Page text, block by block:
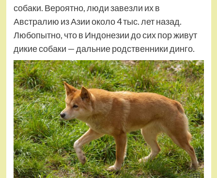
собаки. Вероятно, люди завезли их в
Австралию из Азии около 4 тыс. лет назад.
Любопытно, что в Индонезии до сих пор живут
дикие собаки — дальние родственники динго.